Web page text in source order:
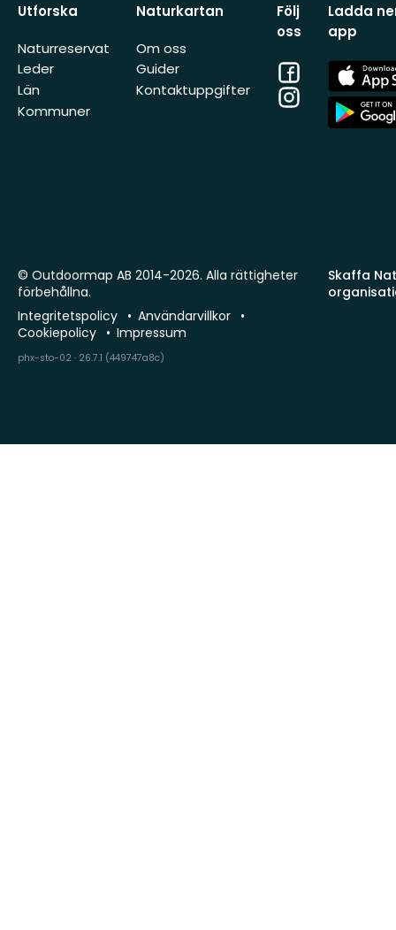
Utforska
Naturreservat
Leder
Län
Kommuner
Naturkartan
Om oss
Guider
Kontaktuppgifter
Följ
oss
Facebook
Instagram
Ladda
app
App
Store
App
Store
Skaffa
© Outdoormap AB 2014-2026. Alla rättigheter
förbehållna.
Integritetspolicy
Användarvillkor
Cookiepolicy
Impressum
phx-sto-02 · 26.7.1 (449747a8c)